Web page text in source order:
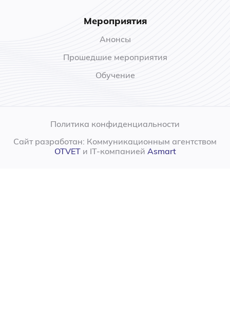
Мероприятия
Анонсы
Прошедшие мероприятия
Обучение
Политика конфиденциальности
Сайт разработан: Коммуникационным агентством
OTVETи IT-компанией Asmart